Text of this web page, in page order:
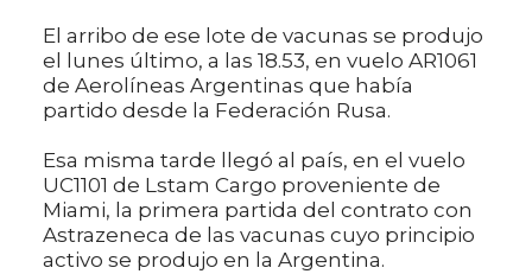
El arribo de ese lote de vacunas se produjo
el lunes último, a las 18.53, en vuelo AR1061
de Aerolíneas Argentinas que había
partido desde la Federación Rusa.
Esa misma tarde llegó al país, en el vuelo
UC1101 de Lstam Cargo proveniente de
Miami, la primera partida del contrato con
Astrazeneca de las vacunas cuyo principio
activo se produjo en la Argentina.